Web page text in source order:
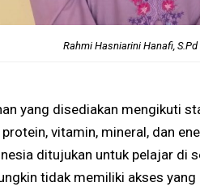
Rahmi Hasniarini Hanafi, S.Pd
yang disediakan mengikuti
vitamin, mineral, dan
ditujukan untuk pelajar di
tidak memiliki akses